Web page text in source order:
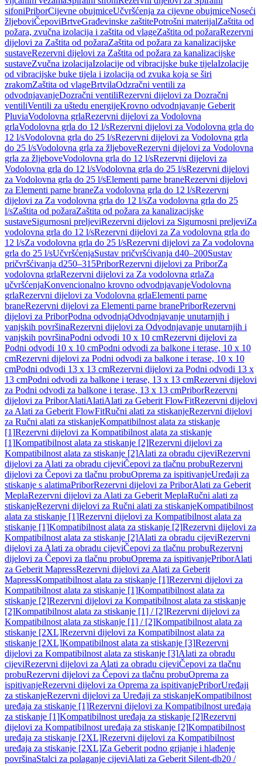
sifoniPriborCijevne obujmiceUčvršćenja za cijevne obujmiceNoseći
žljeboviČepoviBrtveGrađevinske zaštitePotrošni materijalZaštita od
požara, zvučna izolacija i zaštita od vlageZaštita od požaraRezervni
dijelovi za Zaštita od požaraZaštita od požara za kanalizacijske
sustaveRezervni dijelovi za Zaštita od požara za kanalizacijske
sustaveZvučna izolacijaIzolacije od vibracijske buke tijelaIzolacije
od vibracijske buke tijela i izolacija od zvuka koja se širi
zrakomZaštita od vlageBrtvilaOdzračni ventili za
odvodnjavanjeDozračni ventiliRezervni dijelovi za Dozračni
ventiliVentili za uštedu energijeKrovno odvodnjavanje Geberit
PluviaVodolovna grlaRezervni dijelovi za Vodolovna
grlaVodolovna grla do 12 l/sRezervni dijelovi za Vodolovna grla do
12 l/sVodolovna grla do 25 l/sRezervni dijelovi za Vodolovna grla
do 25 l/sVodolovna grla za žljeboveRezervni dijelovi za Vodolovna
grla za žljeboveVodolovna grla do 12 l/sRezervni dijelovi za
Vodolovna grla do 12 l/sVodolovna grla do 25 l/sRezervni dijelovi
za Vodolovna grla do 25 l/sElementi parne braneRezervni dijelovi
za Elementi parne braneZa vodolovna grla do 12 l/sRezervni
dijelovi za Za vodolovna grla do 12 l/sZa vodolovna grla do 25
l/sZaštita od požaraZaštita od požara za kanalizacijske
sustaveSigurnosni preljeviRezervni dijelovi za Sigurnosni preljeviZa
vodolovna grla do 12 l/sRezervni dijelovi za Za vodolovna grla do
12 l/sZa vodolovna grla do 25 l/sRezervni dijelovi za Za vodolovna
grla do 25 l/sUčvršćenjaSustav pričvršćivanja d40–200Sustav
pričvršćivanja d250–315PriborRezervni dijelovi za PriborZa
vodolovna grlaRezervni dijelovi za Za vodolovna grlaZa
učvršćenjaKonvencionalno krovno odvodnjavanjeVodolovna
grlaRezervni dijelovi za Vodolovna grlaElementi parne
braneRezervni dijelovi za Elementi parne branePriborRezervni
dijelovi za PriborPodna odvodnjaOdvodnjavanje unutarnjih i
vanjskih površinaRezervni dijelovi za Odvodnjavanje unutarnjih i
vanjskih površinaPodni odvodi 10 x 10 cmRezervni dijelovi za
Podni odvodi 10 x 10 cmPodni odvodi za balkone i terase, 10 x 10
cmRezervni dijelovi za Podni odvodi za balkone i terase, 10 x 10
cmPodni odvodi 13 x 13 cmRezervni dijelovi za Podni odvodi 13 x
13 cmPodni odvodi za balkone i terase, 13 x 13 cmRezervni dijelovi
za Podni odvodi za balkone i terase, 13 x 13 cmPriborRezervni
dijelovi za PriborAlatiAlatiAlati za Geberit FlowFitRezervni dijelovi
za Alati za Geberit FlowFitRučni alati za stiskanjeRezervni dijelovi
za Ručni alati za stiskanjeKompatibilnost alata za stiskanje
[1]Rezervni dijelovi za Kompatibilnost alata za stiskanje
[1]Kompatibilnost alata za stiskanje [2]Rezervni dijelovi za
Kompatibilnost alata za stiskanje [2]Alati za obradu cijeviRezervni
dijelovi za Alati za obradu cijeviČepovi za tlačnu probuRezervni
dijelovi za Čepovi za tlačnu probuOprema za ispitivanjeUređaji za
stiskanje s alatimaPriborRezervni dijelovi za PriborAlati za Geberit
MeplaRezervni dijelovi za Alati za Geberit MeplaRučni alati za
stiskanjeRezervni dijelovi za Ručni alati za stiskanjeKompatibilnost
alata za stiskanje [1]Rezervni dijelovi za Kompatibilnost alata za
stiskanje [1]Kompatibilnost alata za stiskanje [2]Rezervni dijelovi za
Kompatibilnost alata za stiskanje [2]Alati za obradu cijeviRezervni
dijelovi za Alati za obradu cijeviČepovi za tlačnu probuRezervni
dijelovi za Čepovi za tlačnu probuOprema za ispitivanjePriborAlati
za Geberit MapressRezervni dijelovi za Alati za Geberit
MapressKompatibilnost alata za stiskanje [1]Rezervni dijelovi za
Kompatibilnost alata za stiskanje [1]Kompatibilnost alata za
stiskanje [2]Rezervni dijelovi za Kompatibilnost alata za stiskanje
[2]Kompatibilnost alata za stiskanje [1] / [2]Rezervni dijelovi za
Kompatibilnost alata za stiskanje [1] / [2]Kompatibilnost alata za
stiskanje [2XL]Rezervni dijelovi za Kompatibilnost alata za
stiskanje [2XL]Kompatibilnost alata za stiskanje [3]Rezervni
dijelovi za Kompatibilnost alata za stiskanje [3]Alati za obradu
cijeviRezervni dijelovi za Alati za obradu cijeviČepovi za tlačnu
probuRezervni dijelovi za Čepovi za tlačnu probuOprema za
ispitivanjeRezervni dijelovi za Oprema za ispitivanjePriborUređaji
za stiskanjeRezervni dijelovi za Uređaji za stiskanjeKompatibilnost
uređaja za stiskanje [1]Rezervni dijelovi za Kompatibilnost uređaja
za stiskanje [1]Kompatibilnost uređaja za stiskanje [2]Rezervni
dijelovi za Kompatibilnost uređaja za stiskanje [2]Kompatibilnost
uređaja za stiskanje [2XL]Rezervni dijelovi za Kompatibilnost
uređaja za stiskanje [2XL]Za Geberit podno grijanje i hlađenje
površinaStalci za polaganje cijeviAlati za Geberit Silent-db20 /